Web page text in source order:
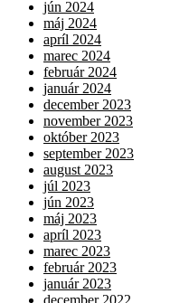
jún 2024
máj 2024
apríl 2024
marec 2024
február 2024
január 2024
december 2023
november 2023
október 2023
september 2023
august 2023
júl 2023
jún 2023
máj 2023
apríl 2023
marec 2023
február 2023
január 2023
december 2022